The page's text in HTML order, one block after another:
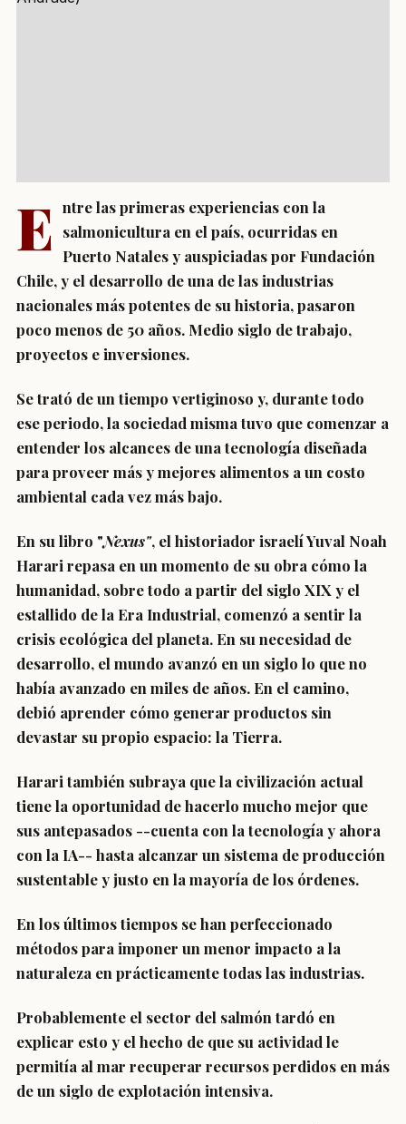
E ntre las primeras experiencias con la
salmonicultura en el país, ocurridas en
Puerto Natales y auspiciadas por Fundación
Chile, y el desarrollo de una de las industrias
nacionales más potentes de su historia, pasaron
poco menos de 50 años. Medio siglo de trabajo,
proyectos e inversiones.
Se trató de un tiempo vertiginoso y, durante todo
ese periodo, la sociedad misma tuvo que comenzar a
entender los alcances de una tecnología diseñada
para proveer más y mejores alimentos a un costo
ambiental cada vez más bajo.
En su libro "Nexus", el historiador israelí Yuval Noah
Harari repasa en un momento de su obra cómo la
humanidad, sobre todo a partir del siglo XIX y el
estallido de la Era Industrial, comenzó a sentir la
crisis ecológica del planeta. En su necesidad de
desarrollo, el mundo avanzó en un siglo lo que no
había avanzado en miles de años. En el camino,
debió aprender cómo generar productos sin
devastar su propio espacio: la Tierra.
Harari también subraya que la civilización actual
tiene la oportunidad de hacerlo mucho mejor que
sus antepasados --cuenta con la tecnología y ahora
con la IA-- hasta alcanzar un sistema de producción
sustentable y justo en la mayoría de los órdenes.
En los últimos tiempos se han perfeccionado
métodos para imponer un menor impacto a la
naturaleza en prácticamente todas las industrias.
Probablemente el sector del salmón tardó en
explicar esto y el hecho de que su actividad le
permitía al mar recuperar recursos perdidos en más
de un siglo de explotación intensiva.